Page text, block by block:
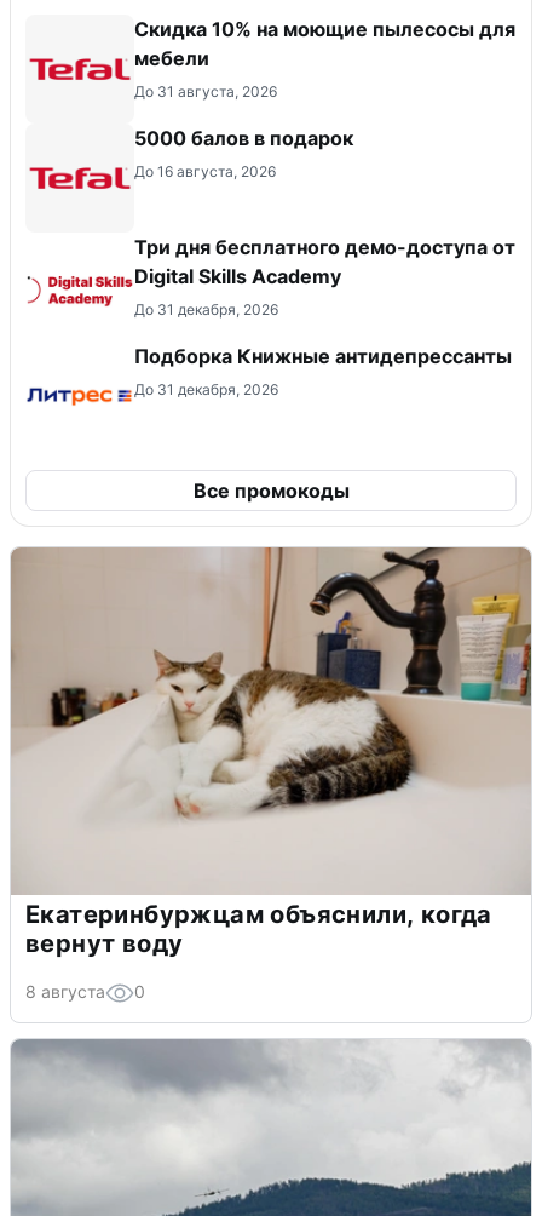
Скидка 10% на моющие пылесосы для
мебели
До 31 августа, 2026
5000 балов в подарок
До 16 августа, 2026
Три дня бесплатного демо-доступа от
Digital Skills Academy
До 31 декабря, 2026
Подборка Книжные антидепрессанты
До 31 декабря, 2026
Все промокоды
Екатеринбуржцам объяснили, когда
вернут воду
8 августа 0